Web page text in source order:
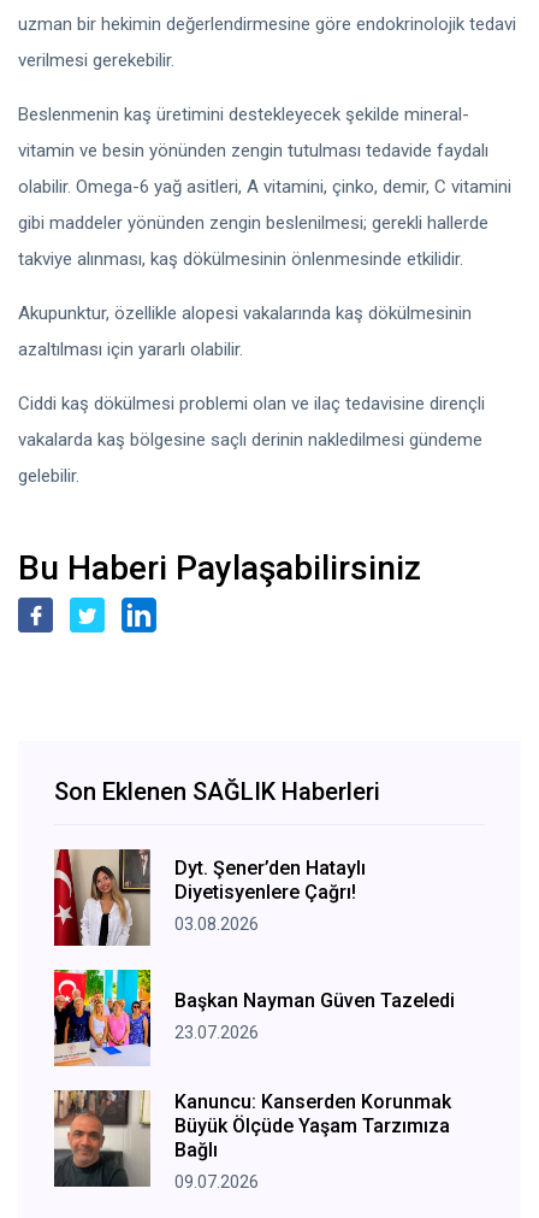
uzman bir hekimin değerlendirmesine göre endokrinolojik tedavi
verilmesi gerekebilir.
Beslenmenin kaş üretimini destekleyecek şekilde mineral-
vitamin ve besin yönünden zengin tutulması tedavide faydalı
olabilir. Omega-6 yağ asitleri, A vitamini, çinko, demir, C vitamini
gibi maddeler yönünden zengin beslenilmesi; gerekli hallerde
takviye alınması, kaş dökülmesinin önlenmesinde etkilidir.
Akupunktur, özellikle alopesi vakalarında kaş dökülmesinin
azaltılması için yararlı olabilir.
Ciddi kaş dökülmesi problemi olan ve ilaç tedavisine dirençli
vakalarda kaş bölgesine saçlı derinin nakledilmesi gündeme
gelebilir.
Bu Haberi Paylaşabilirsiniz
Son Eklenen SAĞLIK Haberleri
Dyt. Şener’den Hataylı
Diyetisyenlere Çağrı!
03.08.2026
Başkan Nayman Güven Tazeledi
23.07.2026
Kanuncu: Kanserden Korunmak
Büyük Ölçüde Yaşam Tarzımıza
Bağlı
09.07.2026